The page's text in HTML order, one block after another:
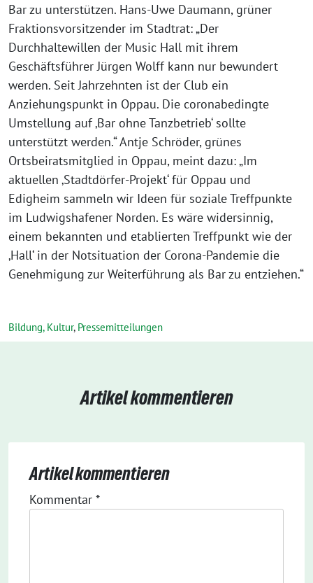
Bar zu unterstützen. Hans-Uwe Daumann, grüner
Fraktionsvorsitzender im Stadtrat: „Der
Durchhaltewillen der Music Hall mit ihrem
Geschäftsführer Jürgen Wolff kann nur bewundert
werden. Seit Jahrzehnten ist der Club ein
Anziehungspunkt in Oppau. Die coronabedingte
Umstellung auf ‚Bar ohne Tanzbetrieb‘ sollte
unterstützt werden.“ Antje Schröder, grünes
Ortsbeiratsmitglied in Oppau, meint dazu: „Im
aktuellen ‚Stadtdörfer-Projekt‘ für Oppau und
Edigheim sammeln wir Ideen für soziale Treffpunkte
im Ludwigshafener Norden. Es wäre widersinnig,
einem bekannten und etablierten Treffpunkt wie der
‚Hall‘ in der Notsituation der Corona-Pandemie die
Genehmigung zur Weiterführung als Bar zu entziehen.“
Bildung, Kultur, Pressemitteilungen
Artikel kommentieren
Artikel kommentieren
Kommentar *